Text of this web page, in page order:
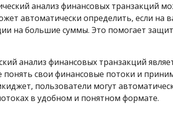
анализ финансовых транзакций
автоматически определить, если на
на большие суммы. Это помогает
анализ финансовых транзакций
свои финансовые потоки и
пользователи могут
в удобном и понятном формате.